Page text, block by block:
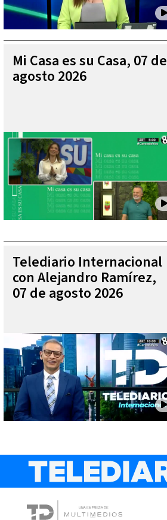
Mi Casa es su Casa, 07 de
agosto 2026
Telediario Internacional
con Alejandro Ramírez,
07 de agosto 2026